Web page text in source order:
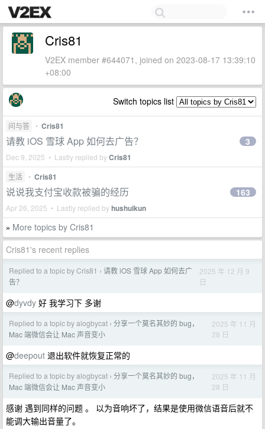
Cris81
V2EX member #644071, joined on 2023-08-17 13:39:10
+08:00
Switch topics list
问与答 • Cris81
请教 iOS 雪球 App 如何去广告？
Dec 9, 2025 • Lastly replied byCris81
3
生活 • Cris81
说说我支付宝收款被骗的经历
Apr 26, 2025 • Lastly replied byhushuikun
163
» More topics by Cris81
Cris81's recent replies
Replied to a topic by Cris81 › 请教 iOS 雪球 App 如何去广
告？
2025 年 12 月 9
日
@dyvdy 好 我学习下 多谢
Replied to a topic by alogbycat › 分享一个莫名其妙的 bug，
Mac 端微信会让 Mac 声音变小
2025 年 11 月
28 日
@deepout 退出软件就恢复正常的
Replied to a topic by alogbycat › 分享一个莫名其妙的 bug，
Mac 端微信会让 Mac 声音变小
2025 年 11 月
28 日
感谢 遇到同样的问题 。 以为音响坏了，结果是使用微信语音后就不
能调大输出音量了。